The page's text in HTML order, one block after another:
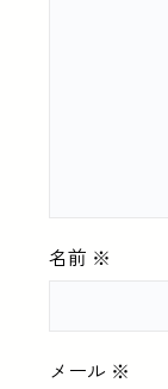
名前 ※
メール ※